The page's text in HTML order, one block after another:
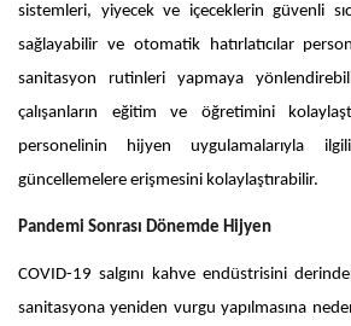
sistemleri, yiyecek ve içeceklerin güvenli
sağlayabilir ve otomatik hatırlatıcılar
sanitasyon rutinleri yapmaya
çalışanların eğitim ve öğretimini
personelinin hijyen uygulamalarıyla
güncellemelere erişmesini kolaylaştırabilir.
Pandemi Sonrası Dönemde Hijyen
COVID-19 salgını kahve endüstrisini
sanitasyona yeniden vurgu yapılmasına